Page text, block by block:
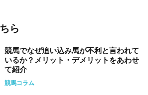
ら
競馬でなぜ追い込み馬が不利と言われて
いるか？メリット・デメリットをあわせ
て紹介
競馬コラム